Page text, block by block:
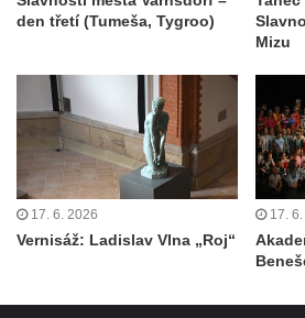
den třetí (Tumeša, Tygroo)
Mizu
17. 6. 2026
Vernisáž: Ladislav Vlna „Roj“
17.